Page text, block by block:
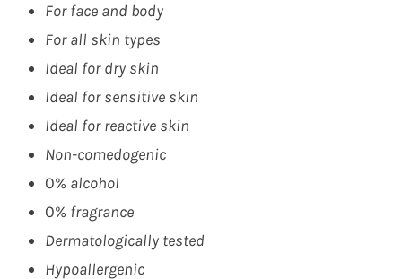
For face and body
For all skin types
Ideal for dry skin
Ideal for sensitive skin
Ideal for reactive skin
Non-comedogenic
0% alcohol
0% fragrance
Dermatologically tested
Hypoallergenic